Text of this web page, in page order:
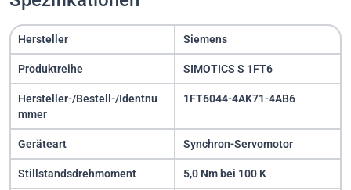
Hersteller Siemens
Produktreihe SIMOTICS S 1FT6
Hersteller-/Bestell-/Identnu
mmer
1FT6044-4AK71-4AB6
Geräteart Synchron-Servomotor
Stillstandsdrehmoment 5,0 Nm bei 100 K